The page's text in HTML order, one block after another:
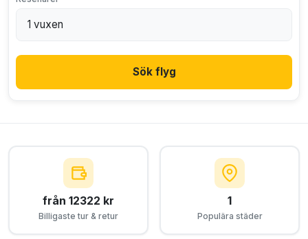
Sök flyg
från 12322 kr
Billigaste tur & retur
1
Populära städer